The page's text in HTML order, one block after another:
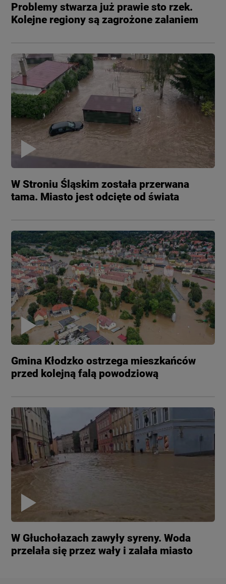
Problemy stwarza już prawie sto rzek.
Kolejne regiony są zagrożone zalaniem
W Stroniu Śląskim została przerwana
tama. Miasto jest odcięte od świata
Gmina Kłodzko ostrzega mieszkańców
przed kolejną falą powodziową
W Głuchołazach zawyły syreny. Woda
przelała się przez wały i zalała miasto